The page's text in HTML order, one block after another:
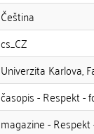
Čeština
cs_CZ
Univerzita Karlova,
časopis - Respekt -
magazine -